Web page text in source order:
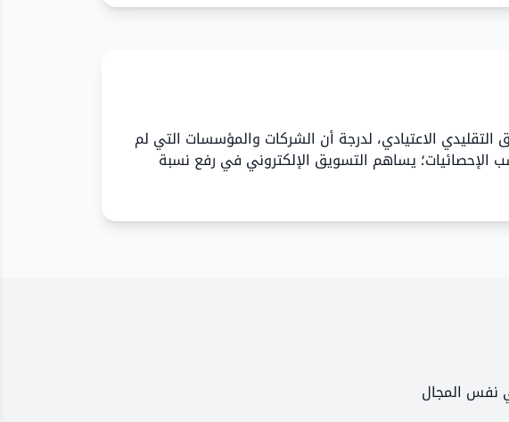
الاعتيادي، لدرجة أن الشركات والمؤسسات التي لم
يساهم التسويق الإلكتروني في رفع نسبة
نفس المجال